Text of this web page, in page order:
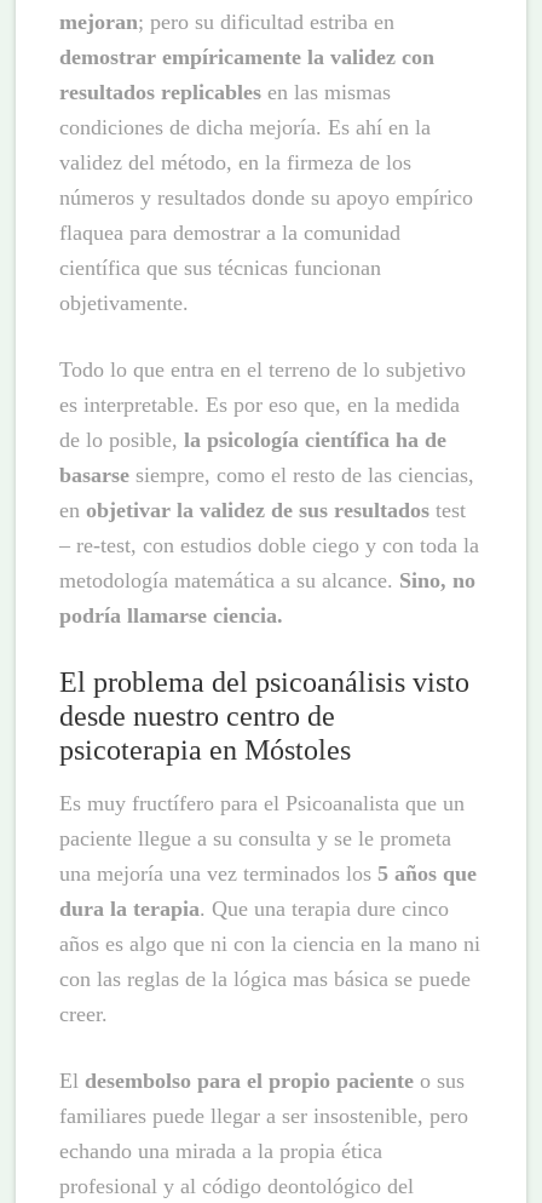
mejoran; pero su dificultad estriba en
demostrar empíricamente la validez con
resultados replicables en las mismas
condiciones de dicha mejoría. Es ahí en la
validez del método, en la firmeza de los
números y resultados donde su apoyo empírico
flaquea para demostrar a la comunidad
científica que sus técnicas funcionan
objetivamente.
Todo lo que entra en el terreno de lo subjetivo
es interpretable. Es por eso que, en la medida
de lo posible, la psicología científica ha de
basarse siempre, como el resto de las ciencias,
enobjetivar la validez de sus resultados test
– re-test, con estudios doble ciego y con toda la
metodología matemática a su alcance. Sino, no
podría llamarse ciencia.
El problema del psicoanálisis visto
desde nuestro centro de
psicoterapia en Móstoles
Es muy fructífero para el Psicoanalista que un
paciente llegue a su consulta y se le prometa
una mejoría una vez terminados los5 años que
dura la terapia. Que una terapia dure cinco
años es algo que ni con la ciencia en la mano ni
con las reglas de la lógica mas básica se puede
creer.
Eldesembolso para el propio paciente o sus
familiares puede llegar a ser insostenible, pero
echando una mirada a la propia ética
profesional y al código deontológico del